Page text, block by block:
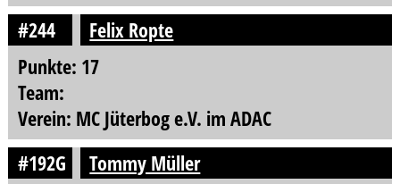
#244
Felix Ropte
Punkte: 17
Team:
Verein: MC Jüterbog e.V. im ADAC
#192G
Tommy Müller